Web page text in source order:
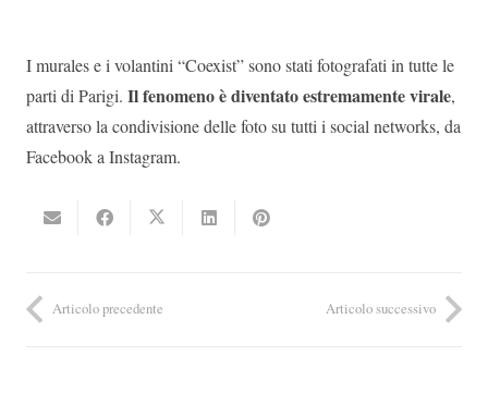
I murales e i volantini “Coexist” sono stati fotografati in tutte le
parti di Parigi. Il fenomeno è diventato estremamente virale,
attraverso la condivisione delle foto su tutti i social networks, da
Facebook a Instagram.
Articolo precedente Articolo successivo